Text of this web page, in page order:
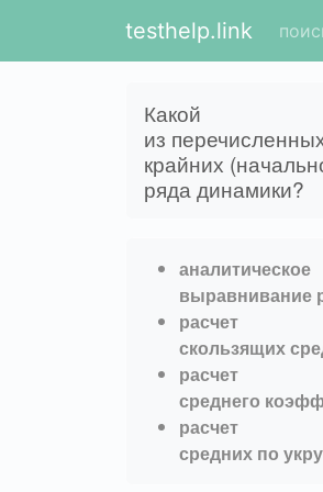
testhelp.link
Какой
из
крайних
ряда динамики?
аналитическое
выравнивание
расчет
скользящих
расчет
среднего
расчет
средних по